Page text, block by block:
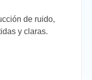
de ruido,
y claras.